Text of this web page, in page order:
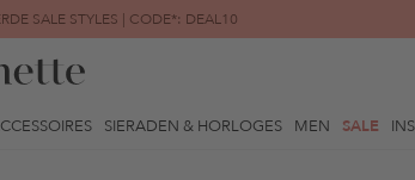
SALE STYLES | CODE*: DEAL10
SIERADEN & HORLOGES MEN SALE